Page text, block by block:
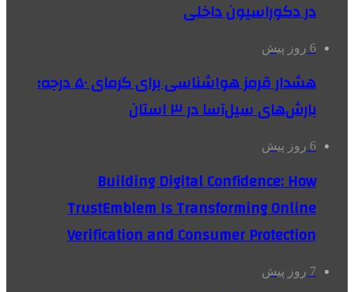
در دکوراسیون داخلی
6 روز پیش
هشدار قرمز هواشناسی برای گرمای ۵۰ درجه؛
بارش‌های سیل‌آسا در ۳ استان
6 روز پیش
Building Digital Confidence: How
TrustEmblem Is Transforming Online
Verification and Consumer Protection
7 روز پیش